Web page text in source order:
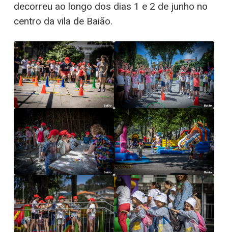
decorreu ao longo dos dias 1 e 2 de junho no
centro da vila de Baião.